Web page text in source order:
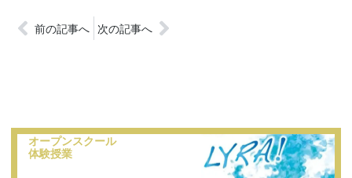
前の記事へ 次の記事へ
オープンスクール
体験授業